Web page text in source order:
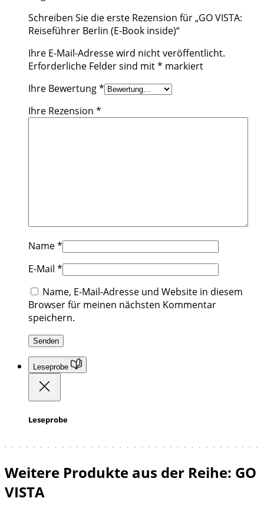
Schreiben Sie die erste Rezension für „GO VISTA:
Reiseführer Berlin (E-Book inside)“
Ihre E-Mail-Adresse wird nicht veröffentlicht.
Erforderliche Felder sind mit* markiert
Ihre Bewertung*
Ihre Rezension *
Name*
E-Mail *
Name, E-Mail-Adresse und Website in diesem
Browser für meinen nächsten Kommentar
speichern.
Leseprobe
Leseprobe
Weitere Produkte aus der Reihe: GO
VISTA